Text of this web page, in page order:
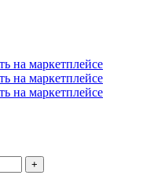
+